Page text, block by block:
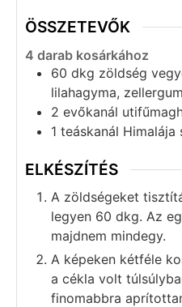
ÖSSZETEVŐK
4 darab kosárkához
60 dkg zöldség
lilahagyma,
2 evőkanál
1 teáskanál Himalája
ELKÉSZÍTÉS
A zöldségeket
legyen 60 dkg. Az
majdnem mindegy.
A képeken kétféle
a cékla volt
finomabbra